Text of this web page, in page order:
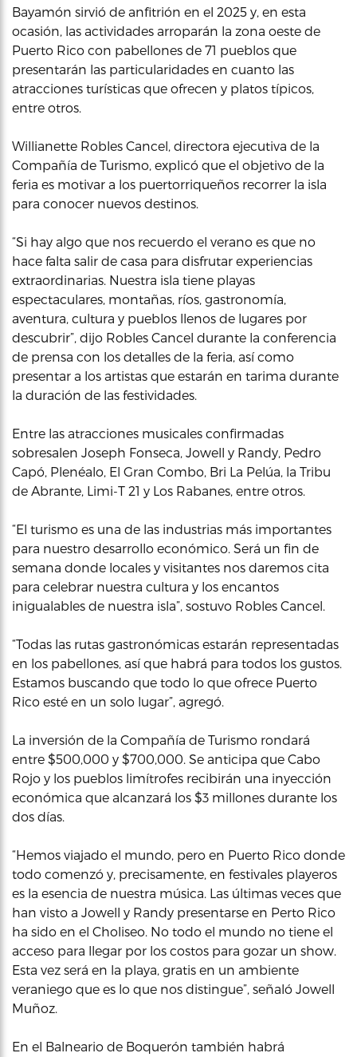
Bayamón sirvió de anfitrión en el 2025 y, en esta
ocasión, las actividades arroparán la zona oeste de
Puerto Rico con pabellones de 71 pueblos que
presentarán las particularidades en cuanto las
atracciones turísticas que ofrecen y platos típicos,
entre otros.
Willianette Robles Cancel, directora ejecutiva de la
Compañía de Turismo, explicó que el objetivo de la
feria es motivar a los puertorriqueños recorrer la isla
para conocer nuevos destinos.
“Si hay algo que nos recuerdo el verano es que no
hace falta salir de casa para disfrutar experiencias
extraordinarias. Nuestra isla tiene playas
espectaculares, montañas, ríos, gastronomía,
aventura, cultura y pueblos llenos de lugares por
descubrir”, dijo Robles Cancel durante la conferencia
de prensa con los detalles de la feria, así como
presentar a los artistas que estarán en tarima durante
la duración de las festividades.
Entre las atracciones musicales confirmadas
sobresalen Joseph Fonseca, Jowell y Randy, Pedro
Capó, Plenéalo, El Gran Combo, Bri La Pelúa, la Tribu
de Abrante, Limi-T 21 y Los Rabanes, entre otros.
“El turismo es una de las industrias más importantes
para nuestro desarrollo económico. Será un fin de
semana donde locales y visitantes nos daremos cita
para celebrar nuestra cultura y los encantos
inigualables de nuestra isla”, sostuvo Robles Cancel.
“Todas las rutas gastronómicas estarán representadas
en los pabellones, así que habrá para todos los gustos.
Estamos buscando que todo lo que ofrece Puerto
Rico esté en un solo lugar”, agregó.
La inversión de la Compañía de Turismo rondará
entre $500,000 y $700,000. Se anticipa que Cabo
Rojo y los pueblos limítrofes recibirán una inyección
económica que alcanzará los $3 millones durante los
dos días.
“Hemos viajado el mundo, pero en Puerto Rico donde
todo comenzó y, precisamente, en festivales playeros
es la esencia de nuestra música. Las últimas veces que
han visto a Jowell y Randy presentarse en Perto Rico
ha sido en el Choliseo. No todo el mundo no tiene el
acceso para llegar por los costos para gozar un show.
Esta vez será en la playa, gratis en un ambiente
veraniego que es lo que nos distingue”, señaló Jowell
Muñoz.
En el Balneario de Boquerón también habrá